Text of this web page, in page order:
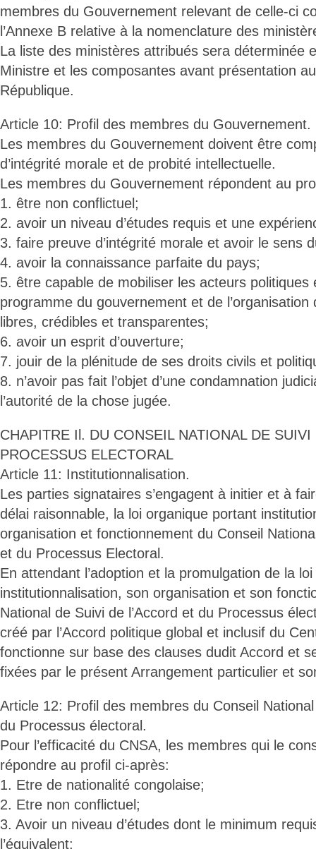
membres du Gouvernement relevant de celle-ci
l’Annexe B relative à la nomenclature des
La liste des ministères attribués sera déterminée
Ministre et les composantes avant présentation
République.
Article 10: Profil des membres du Gouvernement.
Les membres du Gouvernement doivent être
d’intégrité morale et de probité intellectuelle.
Les membres du Gouvernement répondent au
1. être non conflictuel;
2. avoir un niveau d’études requis et une
3. faire preuve d’intégrité morale et avoir le sens
4. avoir la connaissance parfaite du pays;
5. être capable de mobiliser les acteurs politiques
programme du gouvernement et de
libres, crédibles et transparentes;
6. avoir un esprit d’ouverture;
7. jouir de la plénitude de ses droits civils et
8. n’avoir pas fait l’objet d’une condamnation
l’autorité de la chose jugée.
CHAPITRE Il. DU CONSEIL NATIONAL DE SUIVI
PROCESSUS ELECTORAL
Article 11: Institutionnalisation.
Les parties signataires s’engagent à initier et à
délai raisonnable, la loi organique portant
organisation et fonctionnement du Conseil
et du Processus Electoral.
En attendant l’adoption et la promulgation de la
institutionnalisation, son organisation et son
National de Suivi de l’Accord et du Processus
créé par l’Accord politique global et inclusif du
fonctionne sur base des clauses dudit Accord et
fixées par le présent Arrangement particulier et
Article 12: Profil des membres du Conseil
du Processus électoral.
Pour l’efficacité du CNSA, les membres qui le
répondre au profil ci-après:
1. Etre de nationalité congolaise;
2. Etre non conflictuel;
3. Avoir un niveau d’études dont le minimum
l’équivalent;